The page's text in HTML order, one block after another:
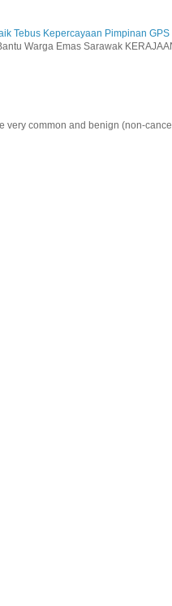
Tebus Kepercayaan Pimpinan
Warga Emas Sarawak
common and benign (non-